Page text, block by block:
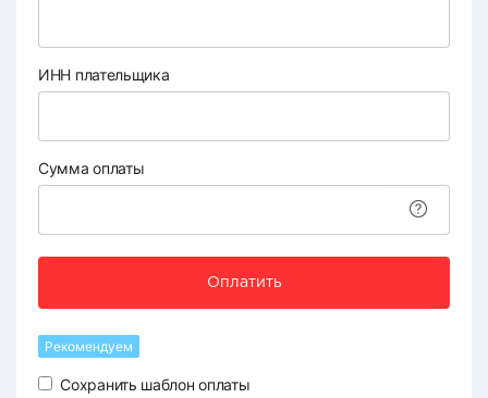
ИНН плательщика
Сумма оплаты
Оплатить
Рекомендуем
Сохранить шаблон оплаты